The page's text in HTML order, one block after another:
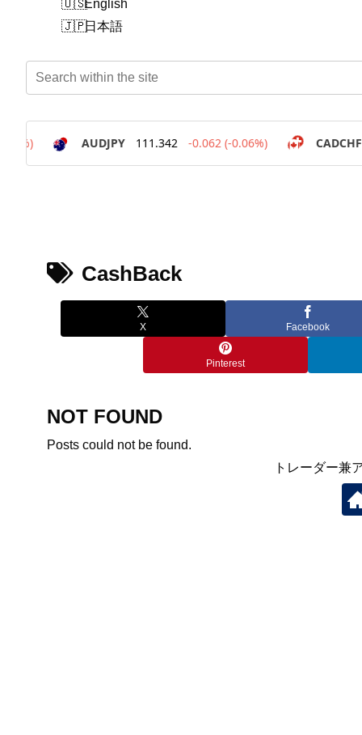
English
日本語
CashBack
X Facebook
Pinterest
NOT FOUND
Posts could not be found.
トレーダー兼